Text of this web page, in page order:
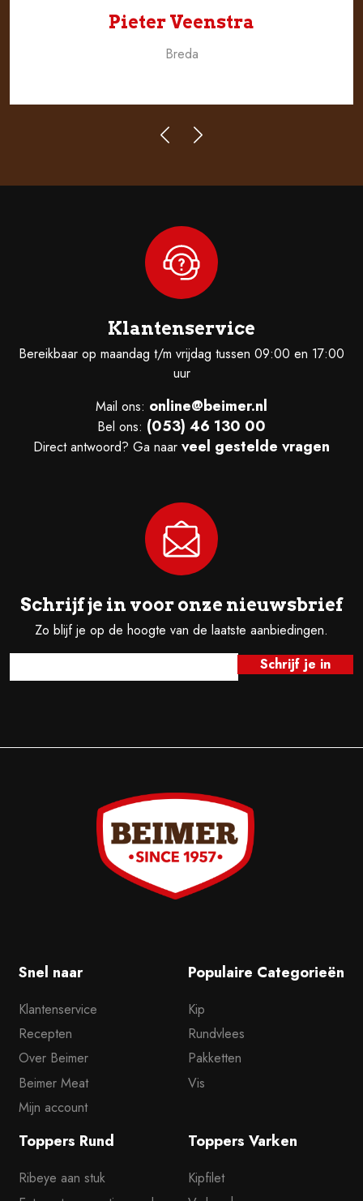
Pieter Veenstra
Breda
Klantenservice
Bereikbaar op maandag t/m vrijdag tussen 09:00 en 17:00
uur
Mail ons: online@beimer.nl
Bel ons: (053) 46 130 00
Direct antwoord? Ga naar veel gestelde vragen
Schrijf je in voor onze nieuwsbrief
Zo blijf je op de hoogte van de laatste aanbiedingen.
Snel naar
Klantenservice
Recepten
Over Beimer
Beimer Meat
Mijn account
Populaire Categorieën
Kip
Rundvlees
Pakketten
Vis
Toppers Rund
Ribeye aan stuk
Toppers Varken
Kipfilet